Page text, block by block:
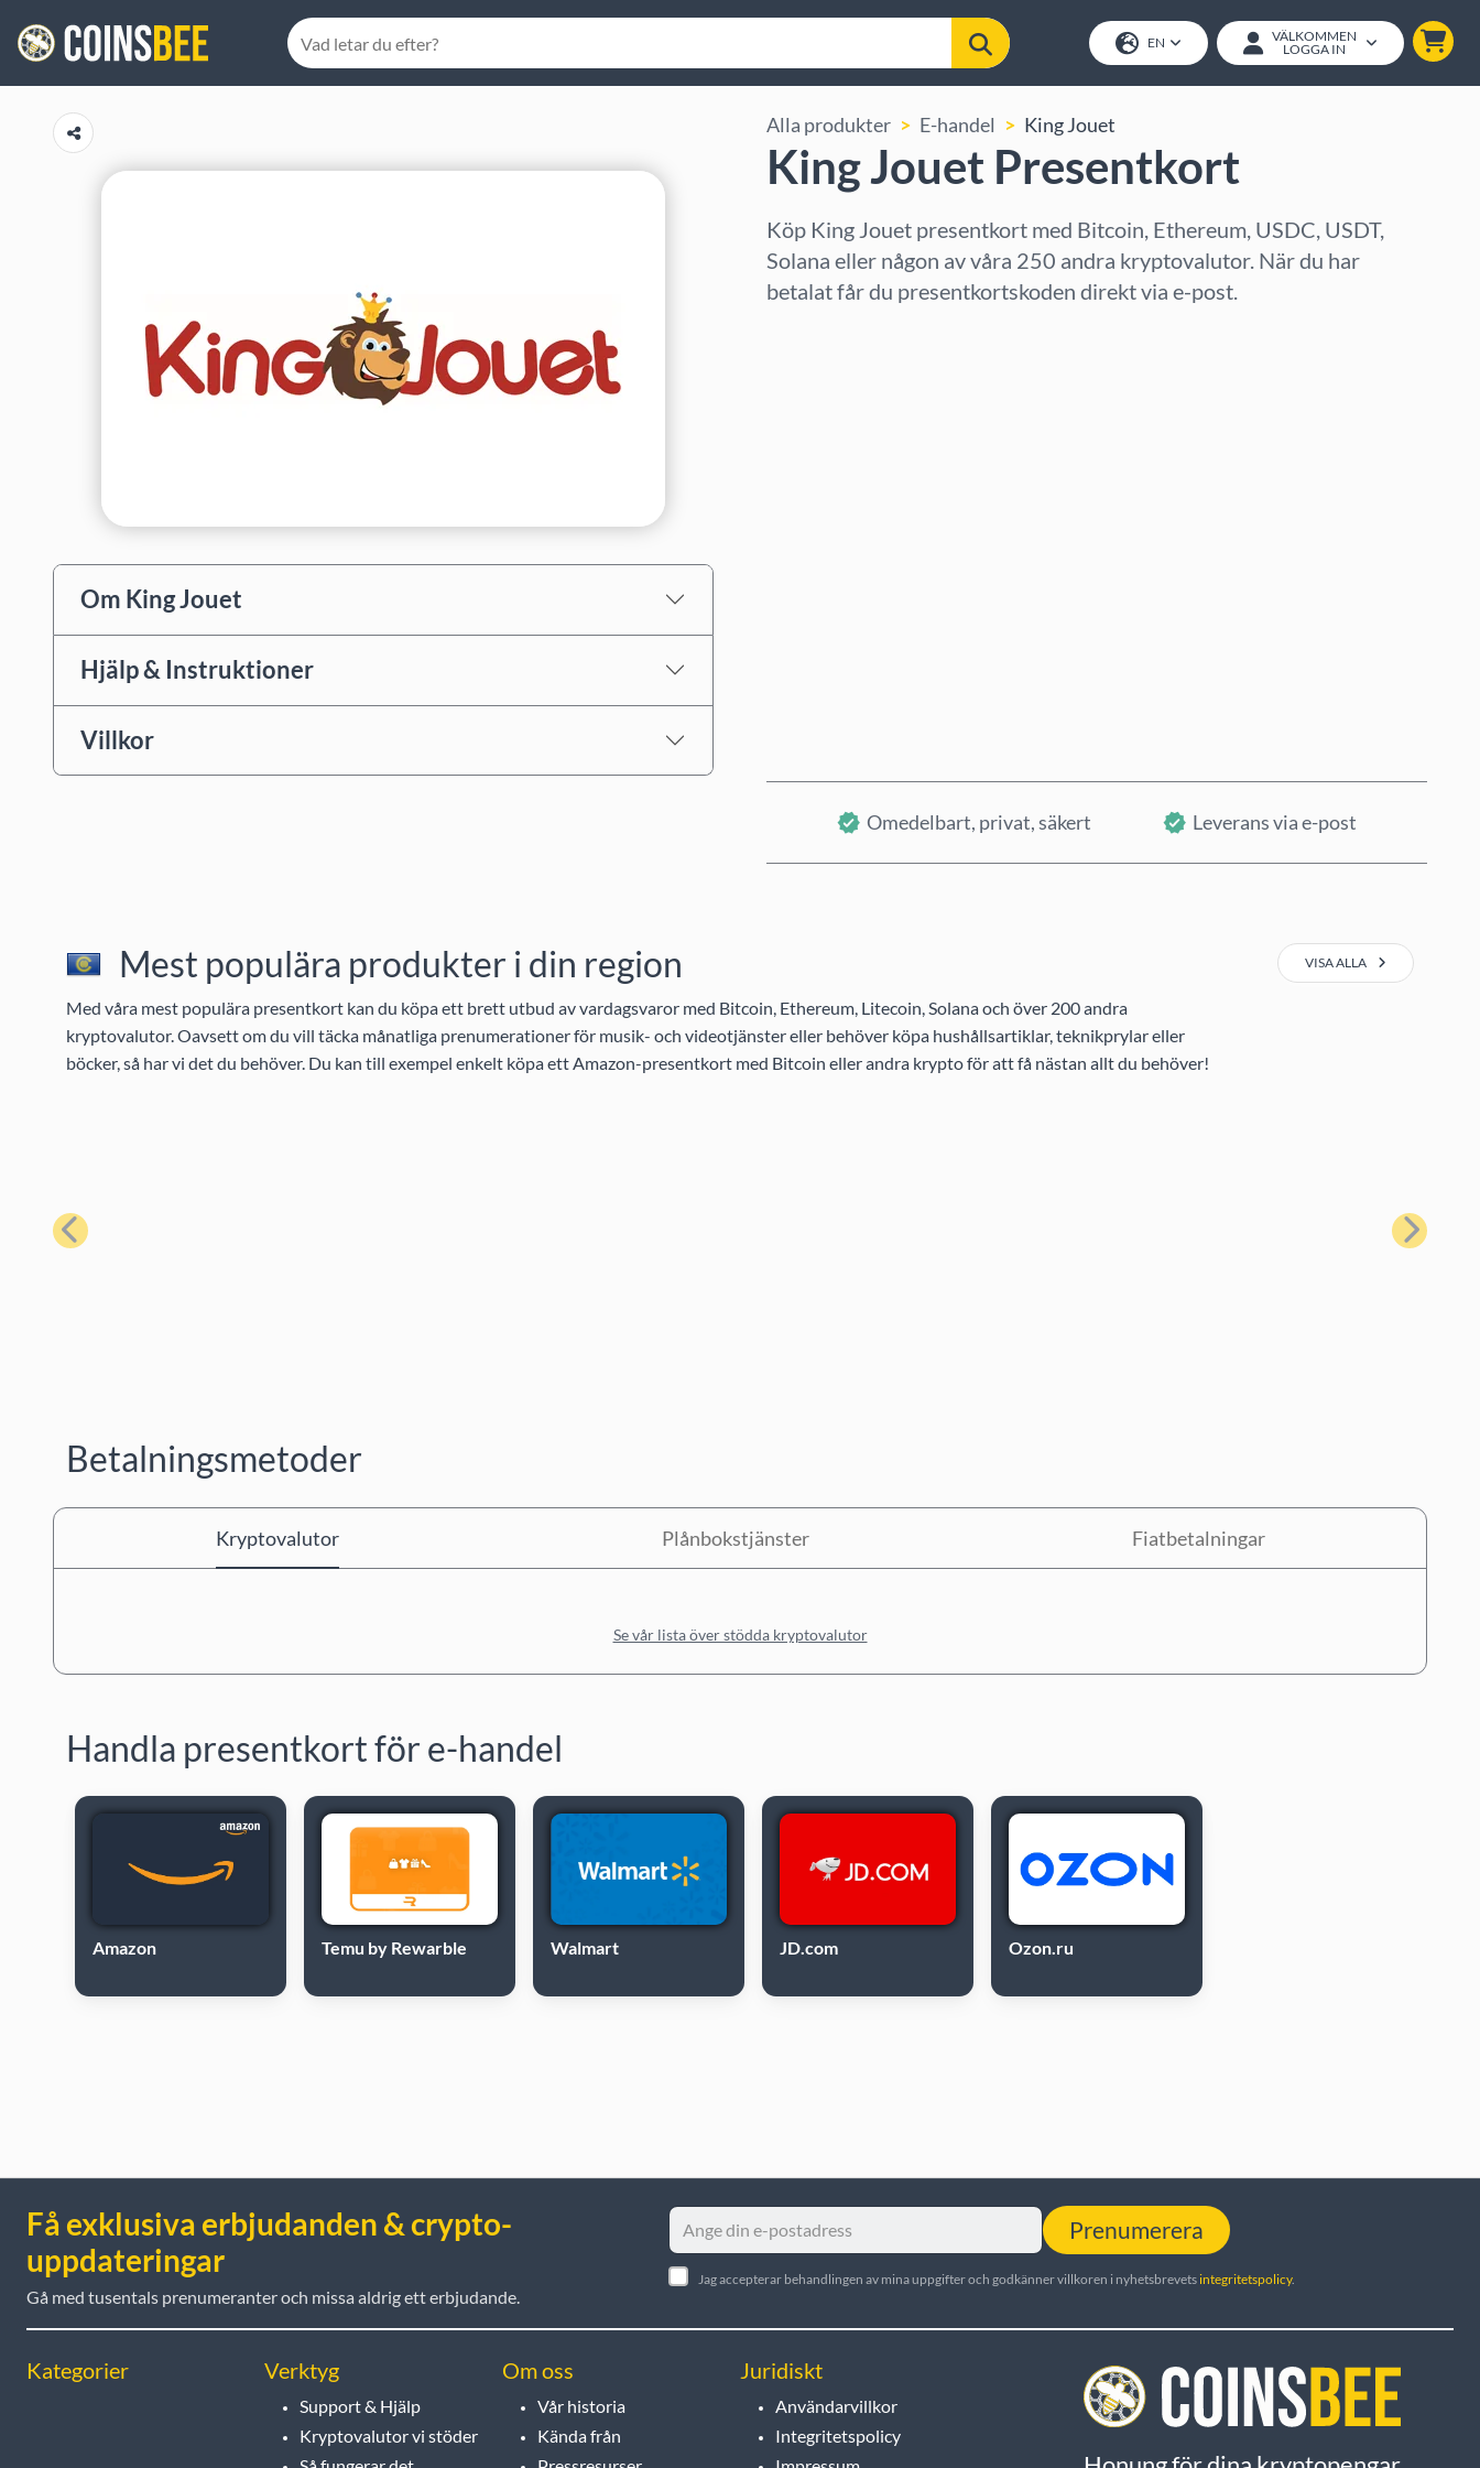
EN
VÄLKOMMEN
LOGGA IN
Om King Jouet
Hjälp & Instruktioner
Villkor
Alla produkter E-handel King Jouet
King Jouet Presentkort
Köp King Jouet presentkort med Bitcoin, Ethereum, USDC, USDT,
Solana eller någon av våra 250 andra kryptovalutor. När du har
betalat får du presentkortskoden direkt via e-post.
Omedelbart, privat, säkert Leverans via e-post
Mest populära produkter i din region
Med våra mest populära presentkort kan du köpa ett brett utbud av vardagsvaror med Bitcoin, Ethereum, Litecoin, Solana och över 200 andra
kryptovalutor. Oavsett om du vill täcka månatliga prenumerationer för musik- och videotjänster eller behöver köpa hushållsartiklar, teknikprylar eller
böcker, så har vi det du behöver. Du kan till exempel enkelt köpa ett Amazon-presentkort med Bitcoin eller andra krypto för att få nästan allt du behöver!
VISA ALLA
Föregående Nästa
Betalningsmetoder
Kryptovalutor Plånbokstjänster Fiatbetalningar
Se vår lista över stödda kryptovalutor
Handla presentkort för e-handel
Amazon Temu by Rewarble Walmart JD.com Ozon.ru
Få exklusiva erbjudanden & crypto-
uppdateringar
Gå med tusentals prenumeranter och missa aldrig ett erbjudande.
Prenumerera
Jag accepterar behandlingen av mina uppgifter och godkänner villkoren i nyhetsbrevets integritetspolicy.
Kategorier Verktyg
Support & Hjälp
Kryptovalutor vi stöder
Om oss
Vår historia
Kända från
Juridiskt
Användarvillkor
Integritetspolicy